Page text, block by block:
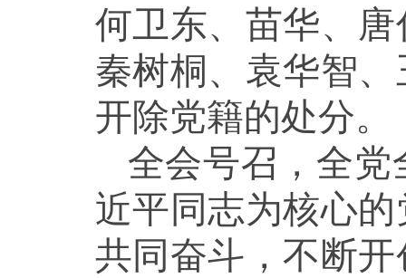
何卫东、苗华、
秦树桐、袁华智
开除党籍的处分。
全会号召，全
近平同志为核心
共同奋斗，不断